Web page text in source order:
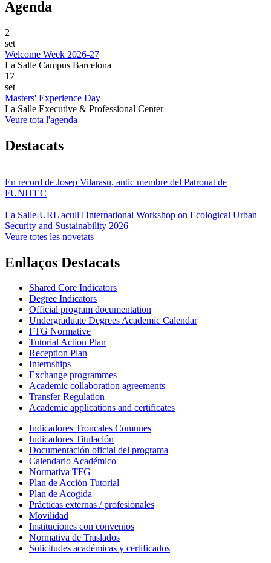
Agenda
2
set
Welcome Week 2026-27
La Salle Campus Barcelona
17
set
Masters' Experience Day
La Salle Executive & Professional Center
Veure tota l'agenda
Destacats
En record de Josep Vilarasu, antic membre del Patronat de
FUNITEC
La Salle-URL acull l'International Workshop on Ecological Urban
Security and Sustainability 2026
Veure totes les novetats
Enllaços Destacats
Shared Core Indicators
Degree Indicators
Official program documentation
Undergraduate Degrees Academic Calendar
FTG Normative
Tutorial Action Plan
Reception Plan
Internships
Exchange programmes
Academic collaboration agreements
Transfer Regulation
Academic applications and certificates
Indicadores Troncales Comunes
Indicadores Titulación
Documentación oficial del programa
Calendario Académico
Normativa TFG
Plan de Acción Tutorial
Plan de Acogida
Prácticas externas / profesionales
Movilidad
Instituciones con convenios
Normativa de Traslados
Solicitudes académicas y certificados